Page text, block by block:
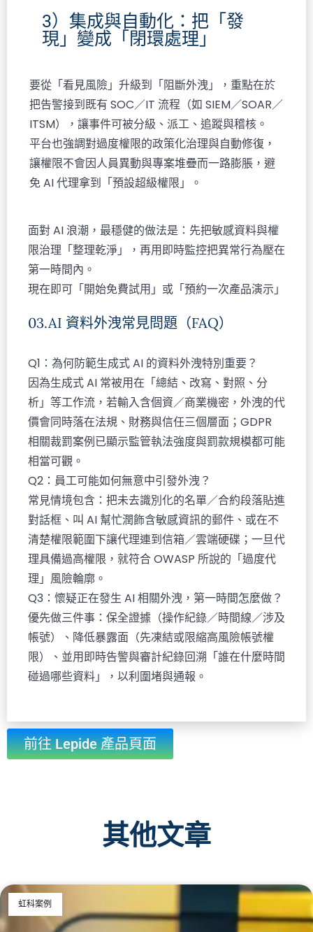
3）集成與自動化：把「發
現」變成「閉環處理」
要從「看見風險」升級到「阻斷外洩」，重點在於
把告警接到既有 SOC／IT 流程（如 SIEM／SOAR／
ITSM），讓事件可被分級、派工、追蹤與稽核。​
平台也強調對過度權限的政策化治理與自動修復，
讓權限不會因人員異動與專案堆疊而一路膨脹，避
免 AI 代理拿到「預設超級權限」。
面對 AI 浪潮，最穩健的做法是：先把敏感資料與權
限治理「整理乾淨」，再用即時監控把異常行為壓在
第一時間內。​
現在即可「開始免費試用」或「預約一次產品演示」
03.AI 資料外洩常見問題（FAQ）
Q1：為何防範生成式 AI 的資料外洩特別重要？​
因為生成式 AI 常被用在「總結、改寫、對照、分
析」等工作流，若輸入含個資／商業機密，外洩的代
價會同時落在法規、財務與信任三個層面；GDPR
相關裁罰案例已顯示監管執法強度與罰款規模都可能
相當可觀。​
Q2：員工可能如何無意中引發外洩？​
常見情境包含：把未去識別化的名單／合約段落貼進
對話框、叫 AI 幫忙潤飾含敏感資訊的郵件、或在不
清楚權限範圍下讓代理連到信箱／雲端硬碟；一旦代
理具備過高權限，就符合 OWASP 所說的「過度代
理」風險輪廓。​
Q3：懷疑正在發生 AI 相關外洩，第一時間怎麼做？​
優先做三件事：保全證據（操作紀錄／時間線／涉及
帳號）、降低暴露面（先凍結或限縮高風險帳號權
限）、並用即時告警與審計紀錄回溯「誰在什麼時間
碰過哪些資料」，以利圍堵與通報。
前往 Lepide 產品頁面
其他文章
虹科案例